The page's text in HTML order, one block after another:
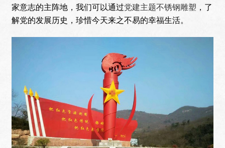
家意志的主阵地，我们可以通过党建主题不锈钢雕塑 ，了
解党的发展历史，珍惜今天来之不易的幸福生活。